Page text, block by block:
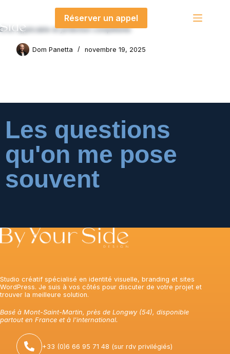
Réserver un appel
Droit applicable et juridiction compétente
Dom Panetta novembre 19, 2025
Les questions
qu'on me pose
souvent
Studio créatif spécialisé en identité visuelle, branding et sites
WordPress. Je suis à vos côtés pour discuter de votre projet et
trouver la meilleure solution.
Basé à Mont-Saint-Martin, près de Longwy (54), disponible
partout en France et à l'international.
+33 (0)6 66 95 71 48 (sur rdv privilégiés)